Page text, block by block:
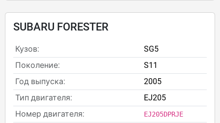
SUBARU FORESTER
Кузов:
SG5
Поколение:
S11
Год выпуска:
2005
Тип двигателя:
EJ205
Номер двигателя:
EJ205DPRJE